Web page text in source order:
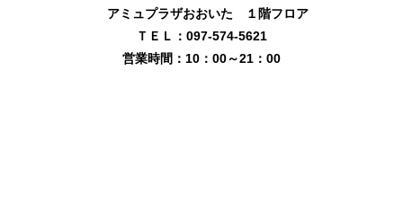
アミュプラザおおいた １階フロア
ＴＥＬ：097-574-5621
営業時間：10：00～21：00